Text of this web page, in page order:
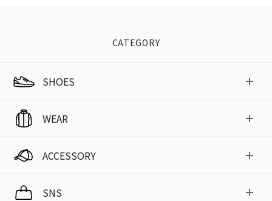
CATEGORY
SHOES
WEAR
ACCESSORY
SNS